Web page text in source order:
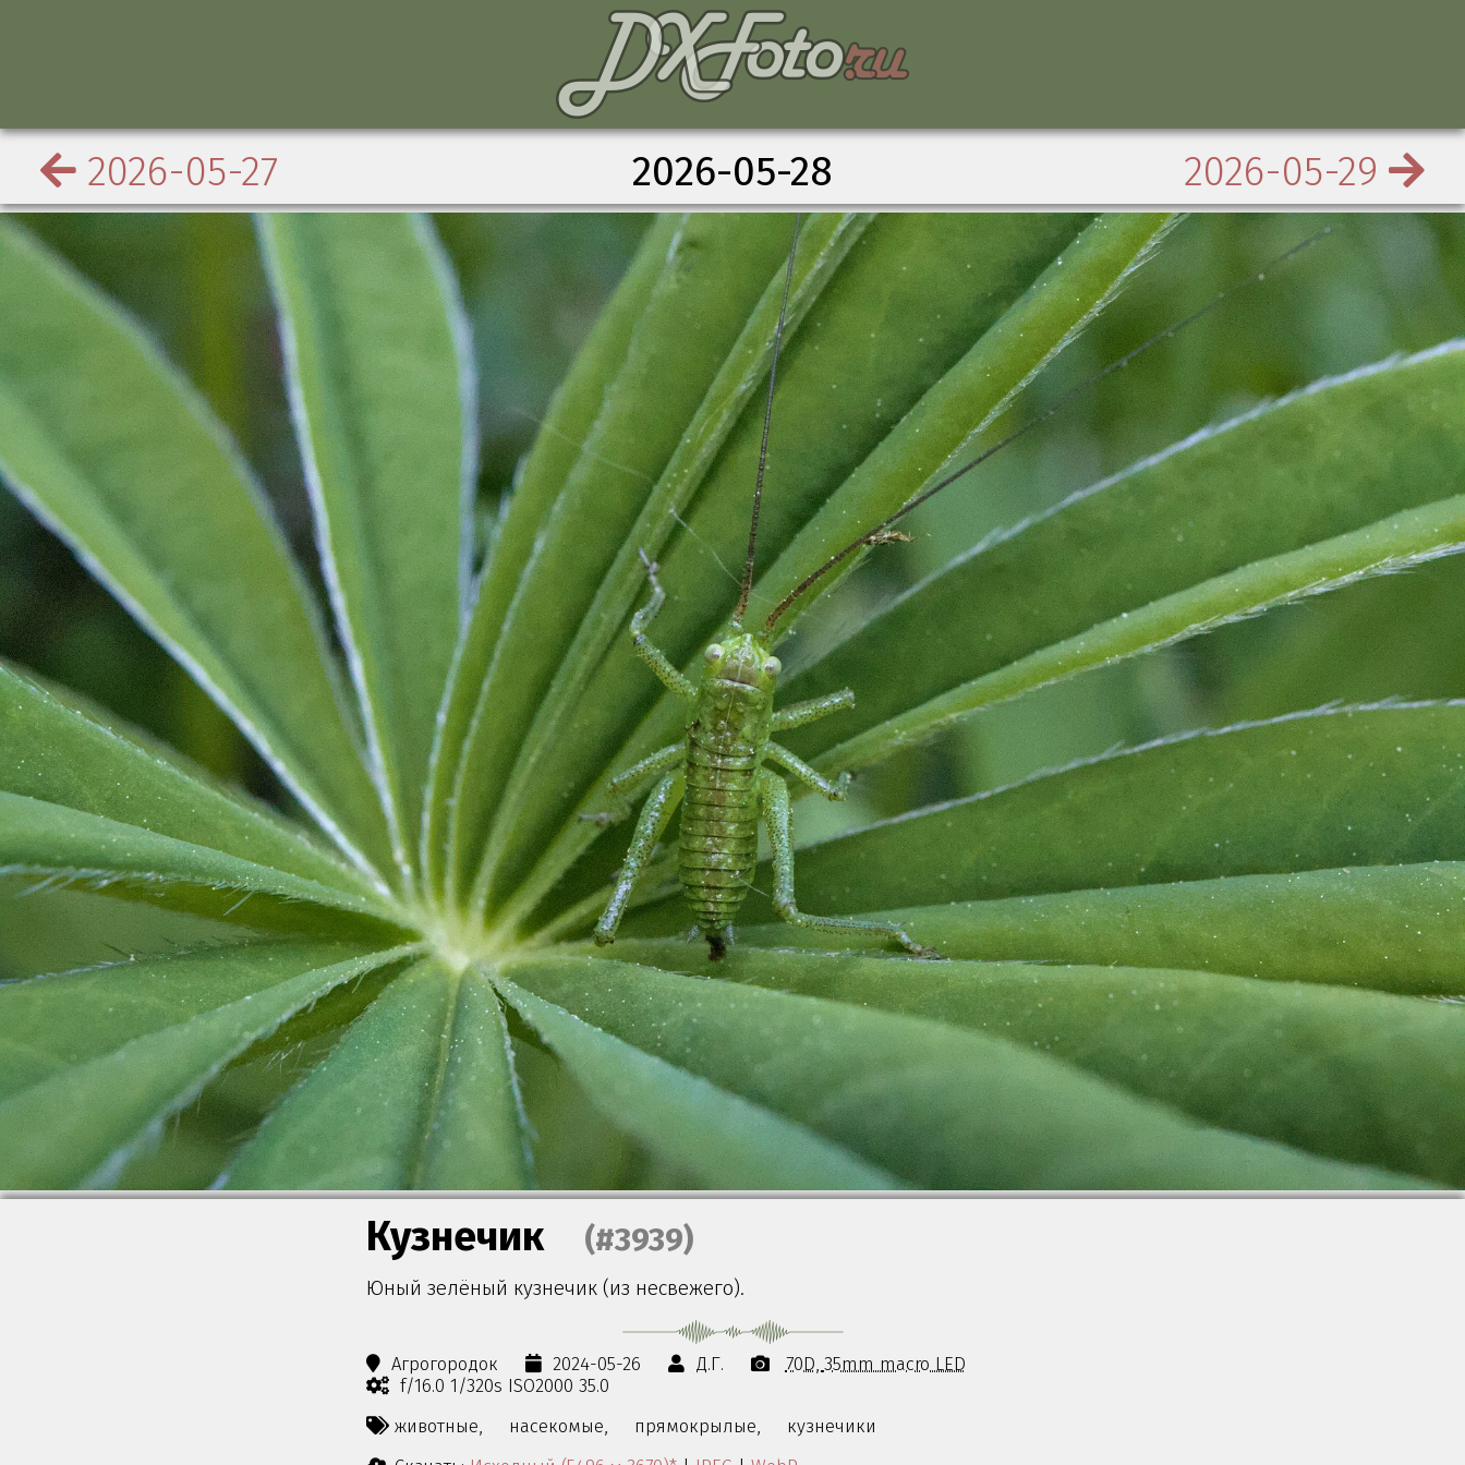
2026-05-27 2026-05-28 2026-05-29
Кузнечик (#3939)
Юный зелёный кузнечик (из несвежего).
Агрогородок 2024-05-26 Д.Г. 70D 35mm macro LED
f/16.0 1/320s ISO2000 35.0
животные,
насекомые, прямокрылые,
кузнечики